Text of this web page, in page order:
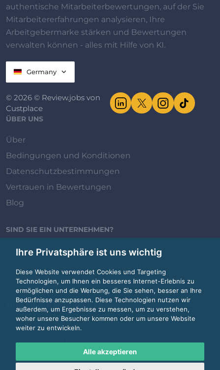
Ihre Privatsphäre ist uns wichtig
Diese Website verwendet Cookies und Targeting
Technologien, um Ihnen ein besseres Internet-Erlebnis zu
ermöglichen und die Werbung, die Sie sehen, besser an Ihre
Bedürfnisse anzupassen. Diese Technologien nutzen wir
außerdem, um Ergebnisse zu messen, um zu verstehen,
woher unsere Besucher kommen oder um unsere Website
weiter zu entwickeln.
Alle akzeptieren
authentische Mitarbeiterbewertungen, auf der Sie
Mitarbeitererfahrungen analysieren, Ihre
Arbeitgebermarke stärken und Bewertungen
verwalten können - alles mit Hilfe von KI.
Germany
© 2026 © Review.jobs von
Custplace
ÜBER UNS
Über
Bedingungen und Konditionen
Datenschutzbestimmungen
Vertrauen in Bewertungen
Blog
SIND SIE EIN UNTERNEHMEN?
Review.jobs für Unternehmen
Unternehmensseite
SIND SIE EIN MITARBEITER?
Anmelden / Registrieren
Kategorien und Auflistungen